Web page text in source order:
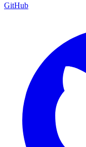
GitHub